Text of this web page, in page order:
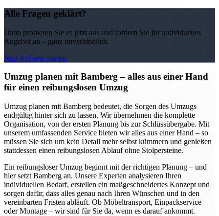
Alle Fragen geklärt?
Dann probieren Sie es jetzt aus und fordern Sie Ihr individuelles
Angebot an – ganz unverbindlich.
Jetzt Anfrage starten
Umzug planen mit Bamberg – alles aus einer Hand
für einen reibungslosen Umzug
Umzug planen mit Bamberg bedeutet, die Sorgen des Umzugs
endgültig hinter sich zu lassen. Wir übernehmen die komplette
Organisation, von der ersten Planung bis zur Schlüssübergabe. Mit
unserem umfassenden Service bieten wir alles aus einer Hand – so
müssen Sie sich um kein Detail mehr selbst kümmern und genießen
stattdessen einen reibungslosen Ablauf ohne Stolpersteine.
Ein reibungsloser Umzug beginnt mit der richtigen Planung – und
hier setzt Bamberg an. Unsere Experten analysieren Ihren
individuellen Bedarf, erstellen ein maßgeschneidertes Konzept und
sorgen dafür, dass alles genau nach Ihren Wünschen und in den
vereinbarten Fristen abläuft. Ob Möbeltransport, Einpackservice
oder Montage – wir sind für Sie da, wenn es darauf ankommt.